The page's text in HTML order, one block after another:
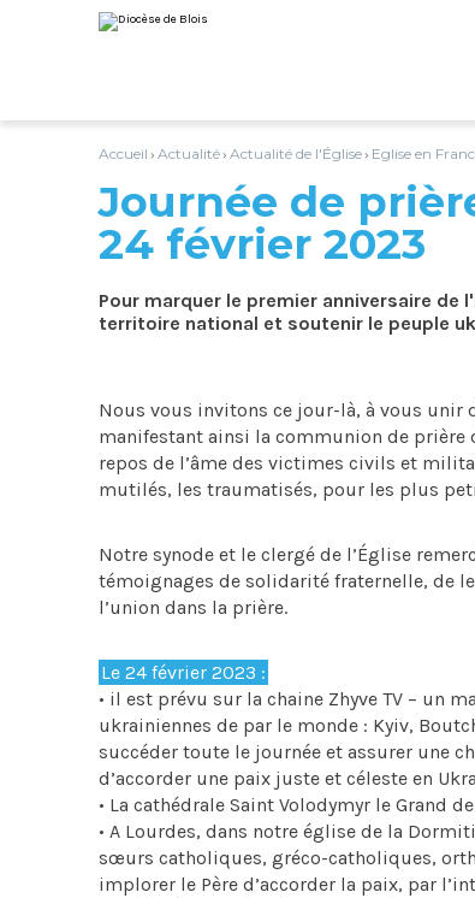
au
contenu.
personnels
Accueil › Actualité› Actualité de l'Église› Eglise en
Journée de
24 février 2023
Pour marquer le premier anniversaire de
territoire national et soutenir le peuple
Nous vous invitons ce jour-là, à vous unir
manifestant ainsi la communion de prière
repos de l’âme des victimes civils et
mutilés, les traumatisés, pour les plus
Notre synode et le clergé de l’Église
témoignages de solidarité fraternelle, de
l’union dans la prière.
Le 24 février 2023 :
• il est prévu sur la chaine Zhyve TV – un
ukrainiennes de par le monde : Kyiv,
succéder toute le journée et assurer une
d’accorder une paix juste et céleste en
• La cathédrale Saint Volodymyr le Grand
• A Lourdes, dans notre église de la
sœurs catholiques, gréco-catholiques,
implorer le Père d’accorder la paix, par